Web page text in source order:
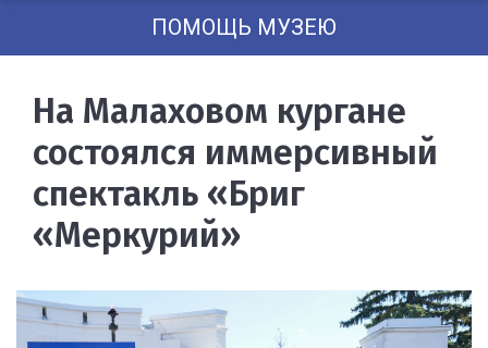
ПОМОЩЬ МУЗЕЮ
На Малаховом кургане
состоялся иммерсивный
спектакль «Бриг
«Меркурий»